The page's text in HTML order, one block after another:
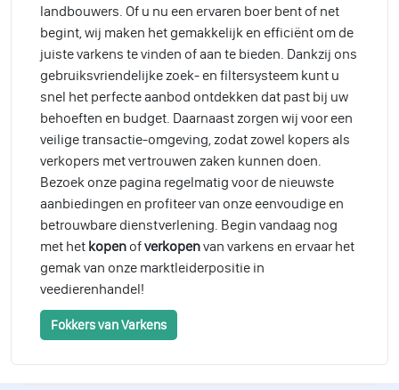
landbouwers. Of u nu een ervaren boer bent of net
begint, wij maken het gemakkelijk en efficiënt om de
juiste varkens te vinden of aan te bieden. Dankzij ons
gebruiksvriendelijke zoek- en filtersysteem kunt u
snel het perfecte aanbod ontdekken dat past bij uw
behoeften en budget. Daarnaast zorgen wij voor een
veilige transactie-omgeving, zodat zowel kopers als
verkopers met vertrouwen zaken kunnen doen.
Bezoek onze pagina regelmatig voor de nieuwste
aanbiedingen en profiteer van onze eenvoudige en
betrouwbare dienstverlening. Begin vandaag nog
met het kopen ofverkopenvan varkens en ervaar het
gemak van onze marktleiderpositie in
veedierenhandel!
Fokkers van Varkens